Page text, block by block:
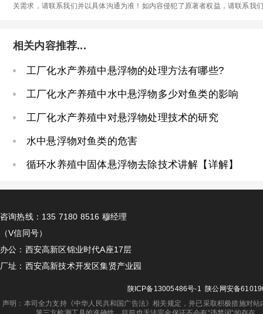
关需求，请联系我们并以具体沟通为准！如内容侵犯了原著者权益，请联系我
相关内容推荐...
工厂化水产养殖中悬浮物的处理方法有哪些?
工厂化水产养殖中水中悬浮物多少对鱼类的影响
工厂化水产养殖中对悬浮物处理技术的研究
水中悬浮物对鱼类的危害
循环水养殖中固体悬浮物去除技术讲解【详解】
咨询热线：135 7180 8516 穆经理
（V信同号）
办公：西安高新区锦业时代A座17层
厂址：西安高新技术开发区集贤产业园
陕ICP备13005486号-1 陕公网安备
声明：本司全力支持《中华人民共和国广告法》相关规定，并已采取积极措施对